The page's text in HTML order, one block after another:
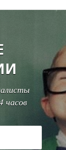
часов